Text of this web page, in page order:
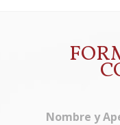
Nombre y